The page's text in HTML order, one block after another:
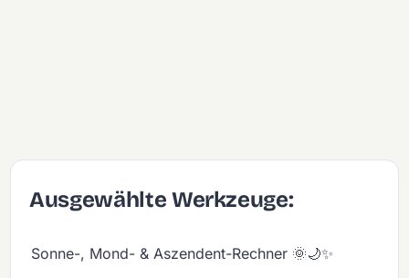
Ausgewählte Werkzeuge:
Sonne-, Mond- & Aszendent-Rechner 🌞🌙✨